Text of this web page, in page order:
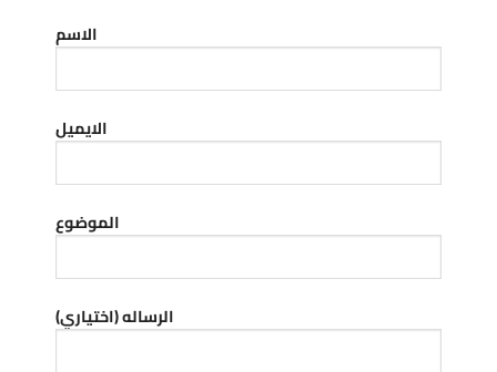
الاسم
الايميل
الموضوع
الرساله (اختياري)